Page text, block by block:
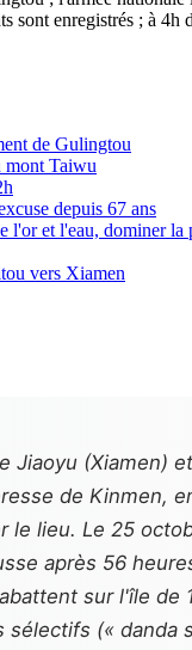
sont enregistrés ; à
de Gulingtou
mont Taiwu
depuis 67 ans
l'or et l'eau, dominer la
vers Xiamen
Jiaoyu (Xiamen)
de Kinmen,
lieu. Le 25
après 56
sur l'île
sélectifs (« danda